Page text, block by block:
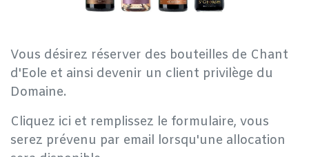
Vous désirez réserver des bouteilles de Chant
d'Eole et ainsi devenir un client privilège du
Domaine.
Cliquez ici et remplissez le formulaire, vous
serez prévenu par email lorsqu'une allocation